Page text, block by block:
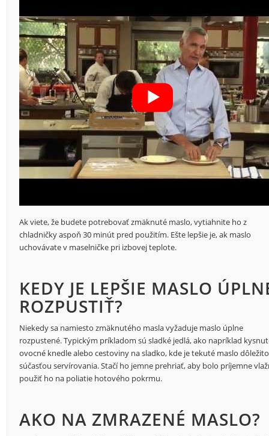
Ak viete, že budete potrebovať zmäknuté maslo, vytiahnite ho z
chladničky aspoň 30 minút pred použitím. Ešte lepšie je, ak maslo
uchovávate v maselničke pri izbovej teplote.
KEDY JE LEPŠIE MASLO
ROZPUSTIŤ?
Niekedy sa namiesto zmäknutého masla vyžaduje maslo úplne
rozpustené. Typickým príkladom sú sladké jedlá, ako napríklad
ovocné knedle alebo cestoviny na sladko, kde je tekuté maslo
súčasťou servírovania. Stačí ho jemne prehriať, aby bolo príjemne
použiť ho na poliatie hotového pokrmu.
AKO NA ZMRAZENÉ MASLO?